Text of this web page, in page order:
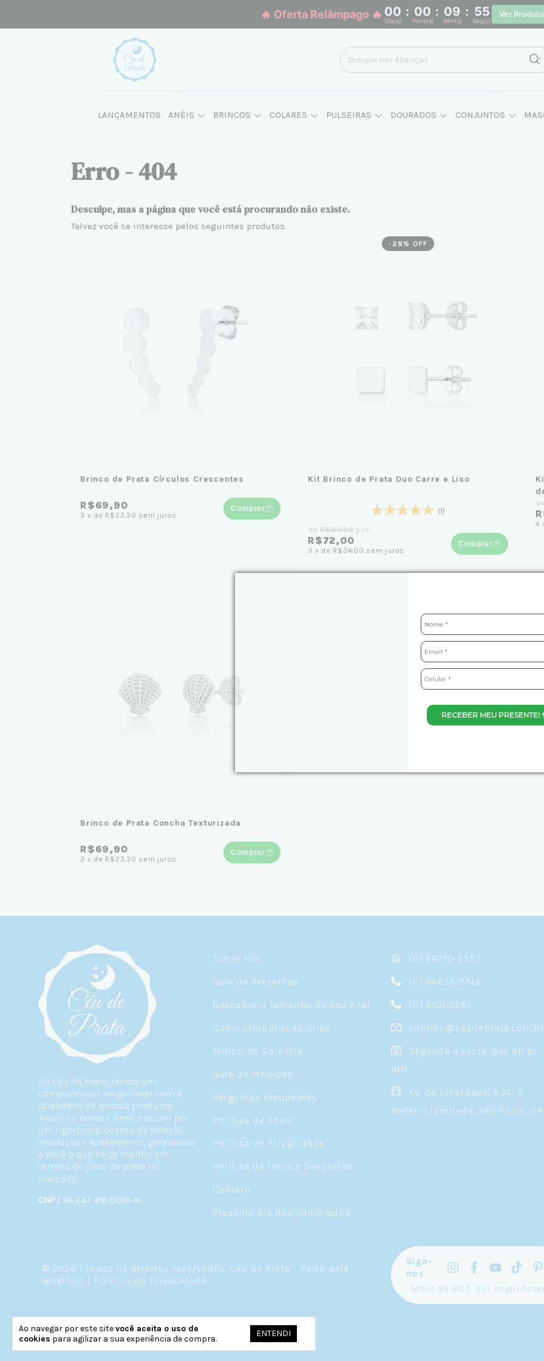
RECEBER MEU PRESENTE!
🔥 Oferta Relâmpago 🔥 00 : 00 : 09 : 54
Dia(s) Hora(s) Min(s) Seg(s)
Ver
LANÇAMENTOS ANÉIS BRINCOS COLARES PULSEIRAS DOURADOS CONJUNTOS
Ao navegar por este sitevocê aceita o uso de
cookies para agilizar a sua experiência de compra.
ENTENDI
Erro - 404
Desculpe, mas a página que você está procurando não existe.
Talvez você se interesse pelos seguintes produtos.
Brinco de Prata Círculos Crescentes
R$69,90
3 x de R$23,30 sem juros
Comprar
- 28 % OFF
Kit Brinco de Prata Duo Carre e Liso
(1)
deR$99,90por
R$72,00
3 x de R$24,00 sem juros
Comprar
4
Brinco de Prata Concha Texturizada
R$69,90
3 x de R$23,30 sem juros
Comprar
Na Céu de Prata, temos um
compromisso inegociável com a
qualidade de nossos produtos.
Todos os nossos itens passam por
um rigoroso processo de seleção,
produção e acabamento, garantindo
a você o que há de melhor em
termos de joias de prata no
mercado.
CNPJ 26.247.418/0001-91
Sobre Nós
Guia de Presentes
Descubra o Tamanho do seu Anel
Como Limpar suas Joias
Tempo de Garantia
Guia de Medidas
Perguntas Frequentes
Política de Envio
Política de Privacidade
Política de Troca e Devolução
Contato
Presente dia dos namorados
(11) 96770-2557
(11) 94855-2746
(11) 3101-2281
contato@ceudeprata.com.br
Segunda à sexta, das 9h às
18h
Av. da Liberdade, 834, 3
andar- Liberdade, São Paulo, SP
© 2026 | Todos os direitos reservados. Céu de Prata.
Feito pela
Weethub
Política de Privacidade.
Siga-
nos
Mais de 800 mil